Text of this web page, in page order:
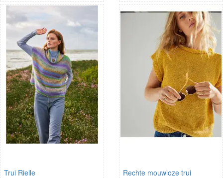
Trui Rielle Rechte mouwloze trui